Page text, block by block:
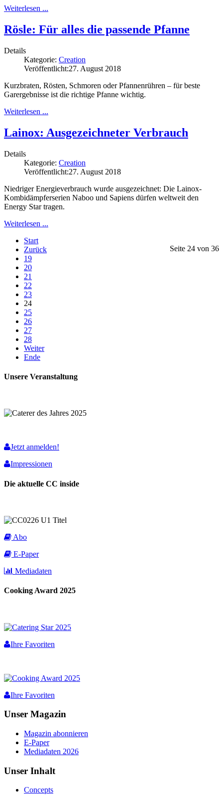
Weiterlesen ...
Rösle: Für alles die passende Pfanne
Details
Kategorie: Creation
Veröffentlicht:27. August 2018
Kurzbraten, Rösten, Schmoren oder Pfannenrühren – für beste
Garergebnisse ist die richtige Pfanne wichtig.
Weiterlesen ...
Lainox: Ausgezeichneter Verbrauch
Details
Kategorie: Creation
Veröffentlicht:27. August 2018
Niedriger Energieverbrauch wurde ausgezeichnet: Die Lainox-
Kombidämpferserien Naboo und Sapiens dürfen weltweit den
Energy Star tragen.
Weiterlesen ...
Seite 24 von 36
Start
Zurück
19
20
21
22
23
24
25
26
27
28
Weiter
Ende
Unsere Veranstaltung
Jetzt anmelden!
Impressionen
Die aktuelle CC inside
Abo
E-Paper
Mediadaten
Cooking Award 2025
Ihre Favoriten
Ihre Favoriten
Unser Magazin
Magazin abonnieren
E-Paper
Mediadaten 2026
Unser Inhalt
Concepts